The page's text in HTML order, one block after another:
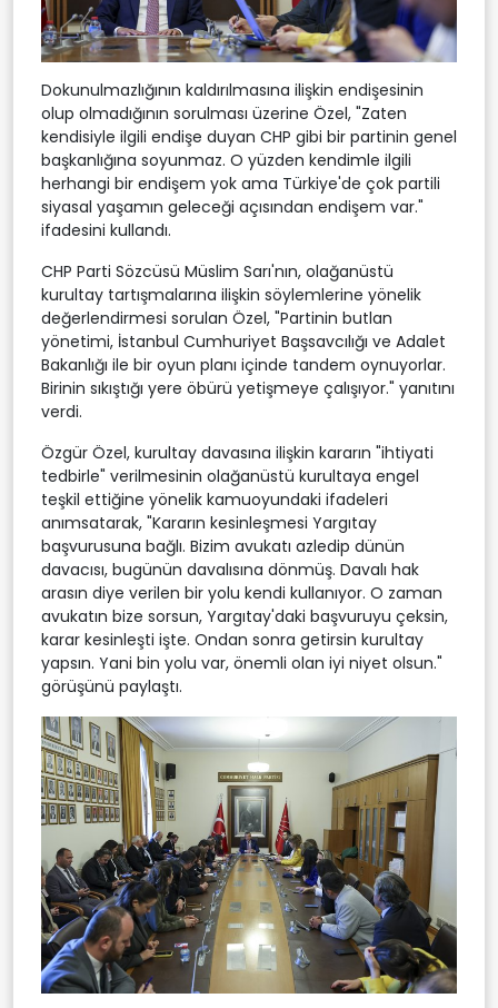
Dokunulmazlığının kaldırılmasına ilişkin endişesinin
olup olmadığının sorulması üzerine Özel, "Zaten
kendisiyle ilgili endişe duyan CHP gibi bir partinin genel
başkanlığına soyunmaz. O yüzden kendimle ilgili
herhangi bir endişem yok ama Türkiye'de çok partili
siyasal yaşamın geleceği açısından endişem var."
ifadesini kullandı.
CHP Parti Sözcüsü Müslim Sarı'nın, olağanüstü
kurultay tartışmalarına ilişkin söylemlerine yönelik
değerlendirmesi sorulan Özel, "Partinin butlan
yönetimi, İstanbul Cumhuriyet Başsavcılığı ve Adalet
Bakanlığı ile bir oyun planı içinde tandem oynuyorlar.
Birinin sıkıştığı yere öbürü yetişmeye çalışıyor." yanıtını
verdi.
Özgür Özel, kurultay davasına ilişkin kararın "ihtiyati
tedbirle" verilmesinin olağanüstü kurultaya engel
teşkil ettiğine yönelik kamuoyundaki ifadeleri
anımsatarak, "Kararın kesinleşmesi Yargıtay
başvurusuna bağlı. Bizim avukatı azledip dünün
davacısı, bugünün davalısına dönmüş. Davalı hak
arasın diye verilen bir yolu kendi kullanıyor. O zaman
avukatın bize sorsun, Yargıtay'daki başvuruyu çeksin,
karar kesinleşti işte. Ondan sonra getirsin kurultay
yapsın. Yani bin yolu var, önemli olan iyi niyet olsun."
görüşünü paylaştı.